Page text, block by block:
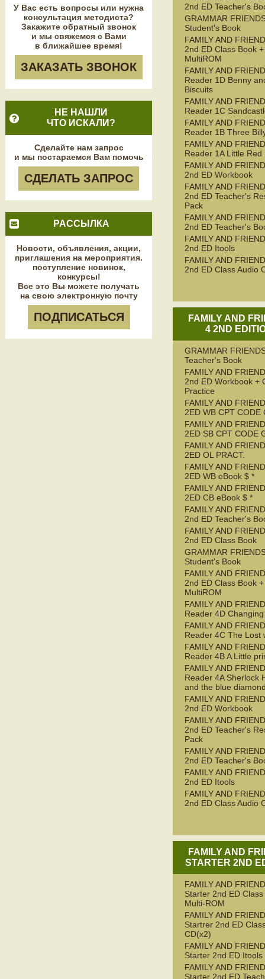
У Вас есть вопросы или нужна
консультация методиста?
Закажите обратный звонок
и мы свяжемся с Вами
в ближайшее время!
ЗАКАЗАТЬ ЗВОНОК
НЕ НАШЛИ
ЧТО ИСКАЛИ?
Сделайте нам запрос
и мы постараемся Вам помочь
СДЕЛАТЬ ЗАПРОС
РАССЫЛКА
Новости, объявления, акции,
приглашения на мероприятия.
поступление новинок,
конкурсы!
Все это Вы можете получать
на свою электронную почту
ПОДПИСАТЬСЯ
2nd ED Teacher's
GRAMMAR
Student's Book
FAMILY AND
2nd ED Class Book +
MultiROM
FAMILY AND
Reader 1D Benny
Biscuits
FAMILY AND
Reader 1C
FAMILY AND
Reader 1B Three
FAMILY AND
Reader 1A Little Red
FAMILY AND
2nd ED Workbook
FAMILY AND
2nd ED Teacher's
Pack
FAMILY AND
2nd ED Teacher's
FAMILY AND
2nd ED Itools
FAMILY AND
2nd ED Class Audio
FAMILY AND
4 2ND
GRAMMAR
Teacher's Book
FAMILY AND
2nd ED Workbook +
Practice
FAMILY AND
2ED WB CPT CODE
FAMILY AND
2ED SB CPT CODE
FAMILY AND
2ED OL PRACT.
FAMILY AND
2ED WB eBook $ *
FAMILY AND
2ED CB eBook $ *
FAMILY AND
2nd ED Teacher's
FAMILY AND
2nd ED Class Book
GRAMMAR
Student's Book
FAMILY AND
2nd ED Class Book +
MultiROM
FAMILY AND
Reader 4D
FAMILY AND
Reader 4C The Lost
FAMILY AND
Reader 4B A Little
FAMILY AND
Reader 4A Sherlock
and the blue
FAMILY AND
2nd ED Workbook
FAMILY AND
2nd ED Teacher's
Pack
FAMILY AND
2nd ED Teacher's
FAMILY AND
2nd ED Itools
FAMILY AND
2nd ED Class Audio
FAMILY AND
STARTER 2ND
FAMILY AND
Starter 2nd ED
Multi-ROM
FAMILY AND
Startrer 2nd ED
CD(x2)
FAMILY AND
Starter 2nd ED Itools
FAMILY AND
Starter 2nd ED